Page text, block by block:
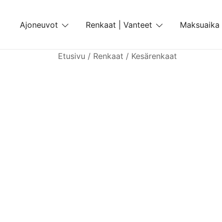
content
Ajoneuvot Renkaat | Vanteet Maksuaika
Etusivu / Renkaat / Kesärenkaat